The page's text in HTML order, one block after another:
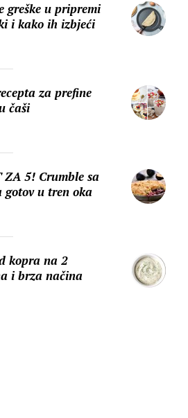
greške u pripremi
i kako ih izbjeći
za prefine
čaši
ZA 5! Crumble sa
gotov u tren oka
kopra na 2
i brza načina